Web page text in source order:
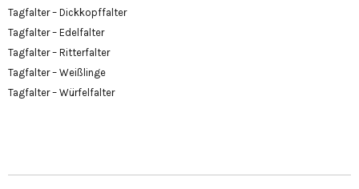
Tagfalter – Dickkopffalter
Tagfalter – Edelfalter
Tagfalter – Ritterfalter
Tagfalter – Weißlinge
Tagfalter – Würfelfalter